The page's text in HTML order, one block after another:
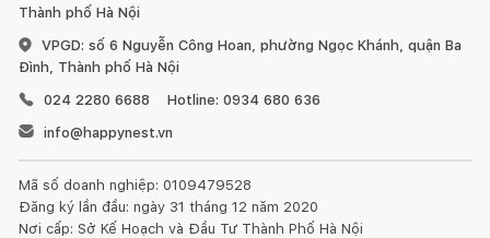
Thành phố Hà Nội
VPGD: số 6 Nguyễn Công Hoan, phường Ngọc Khánh, quận Ba
Đình, Thành phố Hà Nội
024 2280 6688
Hotline: 0934 680 636
info@happynest.vn
Mã số doanh nghiệp: 0109479528
Đăng ký lần đầu: ngày 31 tháng 12 năm 2020
Nơi cấp: Sở Kế Hoạch và Đầu Tư Thành Phố Hà Nội